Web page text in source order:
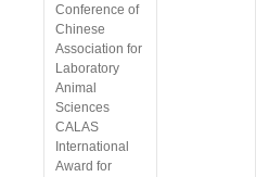
Conference of
Chinese
Association for
Laboratory
Animal
Sciences
CALAS
International
Award for